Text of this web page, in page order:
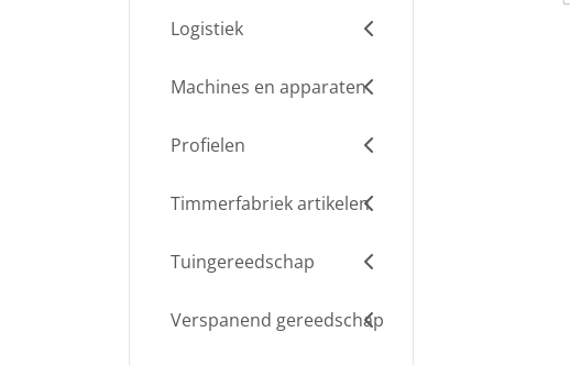
Logistiek
Machines en apparaten
Profielen
Timmerfabriek artikelen
Tuingereedschap
Verspanend gereedschap